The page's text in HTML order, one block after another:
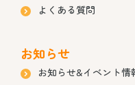
よくある質問
お知らせ
お知らせ&イベント情